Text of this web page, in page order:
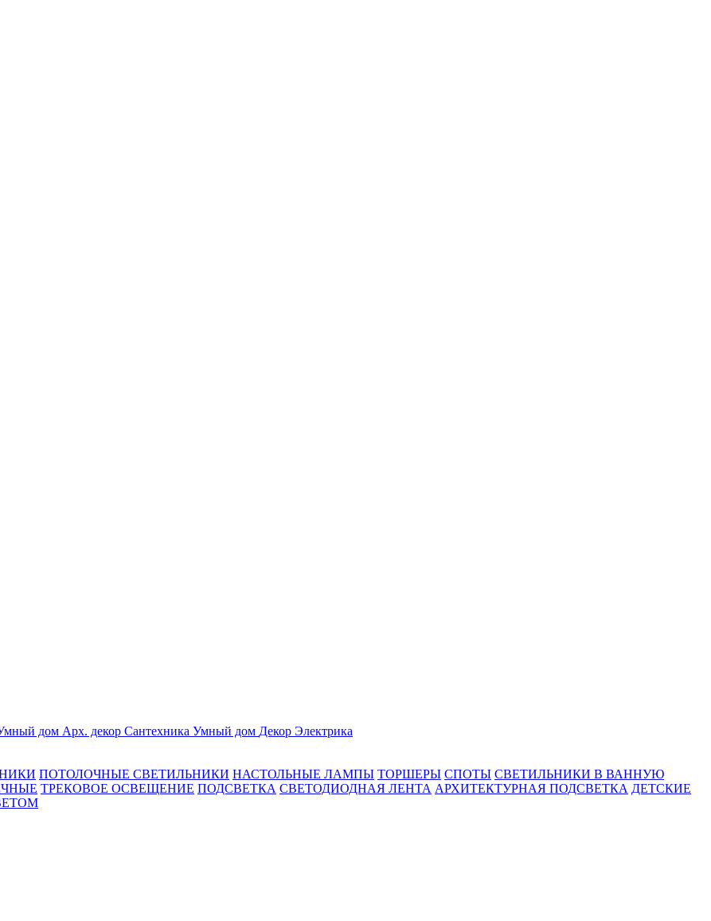
дом Арх. декор Сантехника Умный дом Декор Электрика
ПОТОЛОЧНЫЕ СВЕТИЛЬНИКИ НАСТОЛЬНЫЕ ЛАМПЫ ТОРШЕРЫ СПОТЫ СВЕТИЛЬНИКИ В ВАННУЮ
ТРЕКОВОЕ ОСВЕЩЕНИЕ ПОДСВЕТКА СВЕТОДИОДНАЯ ЛЕНТА АРХИТЕКТУРНАЯ ПОДСВЕТКА ДЕТСКИЕ